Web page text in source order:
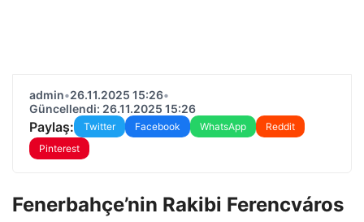
admin•26.11.2025 15:26•
Güncellendi: 26.11.2025 15:26
Paylaş: Twitter Facebook WhatsApp
Reddit
Pinterest
Fenerbahçe’nin Rakibi Ferencváros